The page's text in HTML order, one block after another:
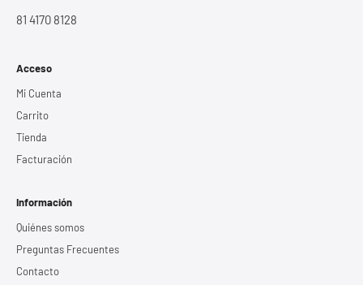
81 4170 8128
Acceso
Mi Cuenta
Carrito
Tienda
Facturación
Información
Quiénes somos
Preguntas Frecuentes
Contacto